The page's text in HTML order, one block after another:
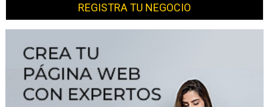
REGISTRA TU NEGOCIO